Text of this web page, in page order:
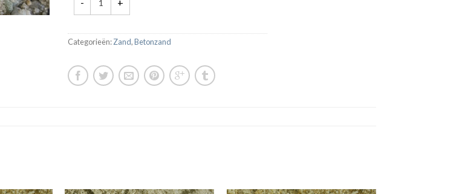
Categorieën:Zand,Betonzand